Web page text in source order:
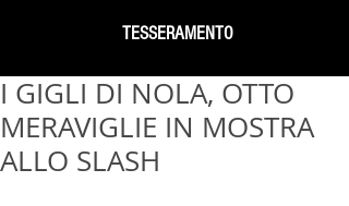
TESSERAMENTO
I GIGLI DI NOLA, OTTO
MERAVIGLIE IN MOSTRA
ALLO SLASH